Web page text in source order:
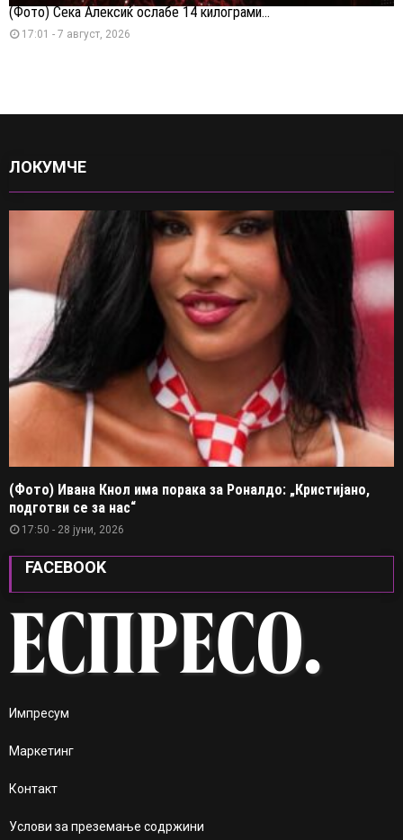
(Фото) Сека Алексиќ ослабе 14 килограми...
17:01 - 7 август, 2026
ЛОКУМЧЕ
(Фото) Ивана Кнол има порака за Роналдо: „Кристијано,
подготви се за нас“
17:50 - 28 јуни, 2026
FACEBOOK
Импресум
Маркетинг
Контакт
Услови за преземање содржини